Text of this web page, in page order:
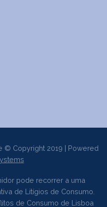
© Copyright 2019 | Powered
pode recorrer a uma
de Litígios de Consumo.
de Consumo de Lisboa